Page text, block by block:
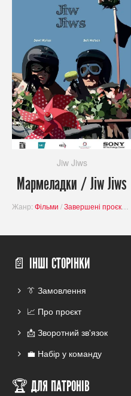
Jiw Jiws
Мармеладки / Jiw Jiws
Жанр: Фільми /Завершені проєкти
📄 ІНШІ СТОРІНКИ
👔 Замовлення
📈 Про проєкт
📩 Зворотний зв'язок
💼 Набір у команду
🏆 ДЛЯ ПАТРОНІВ